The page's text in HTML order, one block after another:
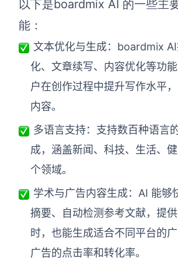
以下是boardmix AI 的一些主
能：
文本优化与生成：boardmix
化、文章续写、内容优化等功
户在创作过程中提升写作水平
内容。
多语言支持：支持数百种语言
成，涵盖新闻、科技、生活、
个领域。
学术与广告内容生成：AI 能够
摘要、自动检测参考文献，提
时，也能生成适合不同平台的
广告的点击率和转化率。